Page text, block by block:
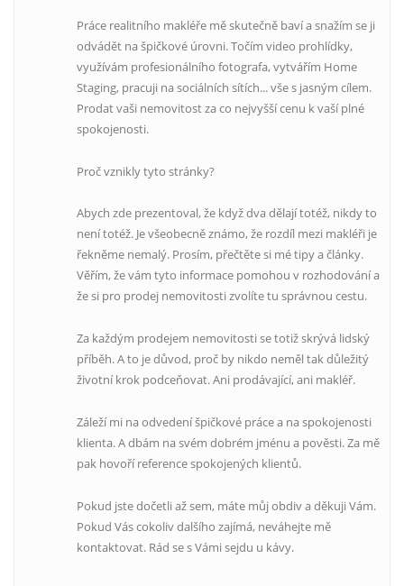
Práce realitního makléře mě skutečně baví a snažím se ji
odvádět na špičkové úrovni. Točím video prohlídky,
využívám profesionálního fotografa, vytvářím Home
Staging, pracuji na sociálních sítích... vše s jasným cílem.
Prodat vaši nemovitost za co nejvyšší cenu k vaší plné
spokojenosti.
Proč vznikly tyto stránky?
Abych zde prezentoval, že když dva dělají totéž, nikdy to
není totéž. Je všeobecně známo, že rozdíl mezi makléři je
řekněme nemalý. Prosím, přečtěte si mé tipy a články.
Věřím, že vám tyto informace pomohou v rozhodování a
že si pro prodej nemovitosti zvolíte tu správnou cestu.
Za každým prodejem nemovitosti se totiž skrývá lidský
příběh. A to je důvod, proč by nikdo neměl tak důležitý
životní krok podceňovat. Ani prodávající, ani makléř.
Záleží mi na odvedení špičkové práce a na spokojenosti
klienta. A dbám na svém dobrém jménu a pověsti. Za mě
pak hovoří reference spokojených klientů.
Pokud jste dočetli až sem, máte můj obdiv a děkuji Vám.
Pokud Vás cokoliv dalšího zajímá, neváhejte mě
kontaktovat. Rád se s Vámi sejdu u kávy.